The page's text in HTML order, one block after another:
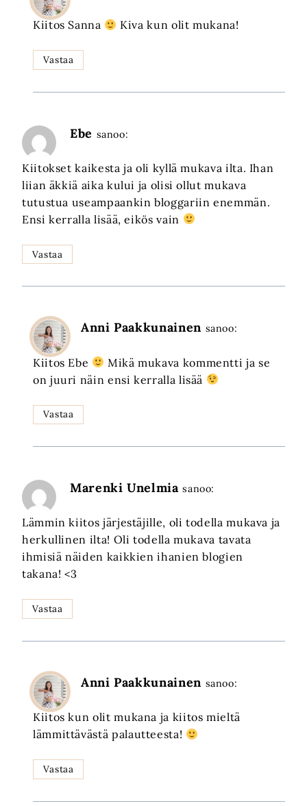
Kiitos Sanna Kiva kun olit mukana!
Vastaa
Ebe sanoo:
Kiitokset kaikesta ja oli kyllä mukava ilta. Ihan
liian äkkiä aika kului ja olisi ollut mukava
tutustua useampaankin bloggariin enemmän.
Ensi kerralla lisää, eikös vain
Vastaa
Anni Paakkunainen sanoo:
Kiitos Ebe
Mikä mukava kommentti ja se
on juuri näin ensi kerralla lisää
Vastaa
Marenki Unelmia sanoo:
Lämmin kiitos järjestäjille, oli todella mukava ja
herkullinen ilta! Oli todella mukava tavata
ihmisiä näiden kaikkien ihanien blogien
takana! <3
Vastaa
Anni Paakkunainen sanoo:
Kiitos kun olit mukana ja kiitos mieltä
lämmittävästä palautteesta!
Vastaa